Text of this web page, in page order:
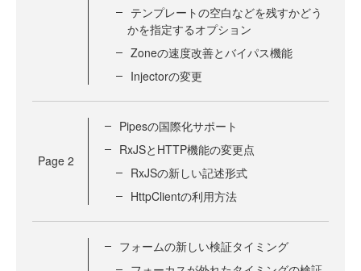
テンプレートの空白などを残すかどう
かを指定するオプション
Zoneの速度改善とバイパス機能
Injectorの変更
Page 2
Pipesの国際化サポート
RxJSとHTTP機能の変更点
RxJSの新しい記述形式
HttpClientの利用方法
フォームの新しい検証タイミング